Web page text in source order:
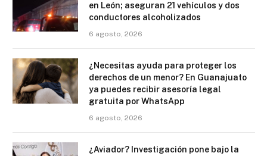
en León; aseguran 21 vehículos y dos
conductores alcoholizados
6 agosto, 2026
¿Necesitas ayuda para proteger los
derechos de un menor? En Guanajuato
ya puedes recibir asesoría legal
gratuita por WhatsApp
6 agosto, 2026
¿Aviador? Investigación pone bajo la